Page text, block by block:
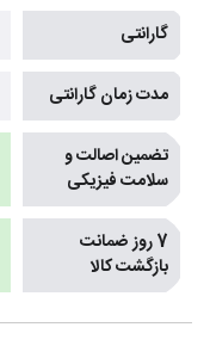
گارانتی
مدت زمان گارانتی
تضمین اصالت و
سلامت فیزیکی
7 روز ضمانت
بازگشت کالا